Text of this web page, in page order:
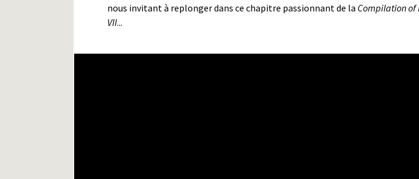
nous invitant à replonger dans ce chapitre passionnant de la Compilation of
VII...
CRISIS CORE –FINAL FANTASY VII–